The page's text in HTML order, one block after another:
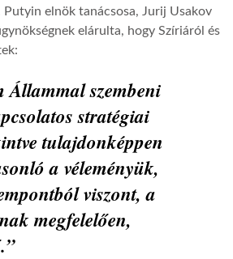
elnök tanácsosa, Jurij Usakov
elárulta, hogy Szíriáról és
Állammal szembeni
stratégiai
tulajdonképpen
a véleményük,
viszont, a
megfelelően,